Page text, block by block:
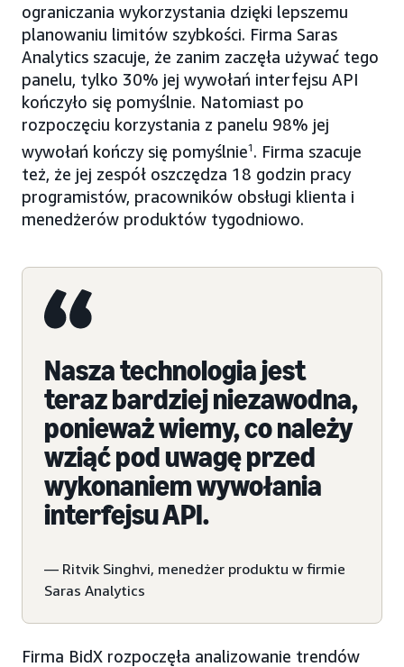
ograniczania wykorzystania dzięki lepszemu
planowaniu limitów szybkości. Firma Saras
Analytics szacuje, że zanim zaczęła używać tego
panelu, tylko 30% jej wywołań interfejsu API
kończyło się pomyślnie. Natomiast po
rozpoczęciu korzystania z panelu 98% jej
wywołań kończy się pomyślnie1 . Firma szacuje
też, że jej zespół oszczędza 18 godzin pracy
programistów, pracowników obsługi klienta i
menedżerów produktów tygodniowo.
Nasza technologia jest
teraz bardziej niezawodna,
ponieważ wiemy, co należy
wziąć pod uwagę przed
wykonaniem wywołania
interfejsu API.
— Ritvik Singhvi, menedżer produktu w firmie
Saras Analytics
Firma BidX rozpoczęła analizowanie trendów